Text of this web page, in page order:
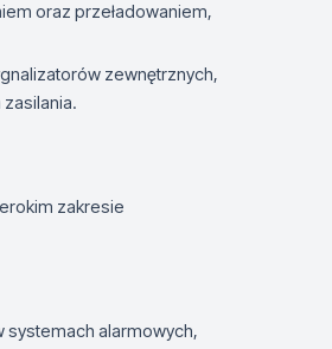
oraz przeładowaniem,
zewnętrznych,
zakresie
systemach alarmowych,